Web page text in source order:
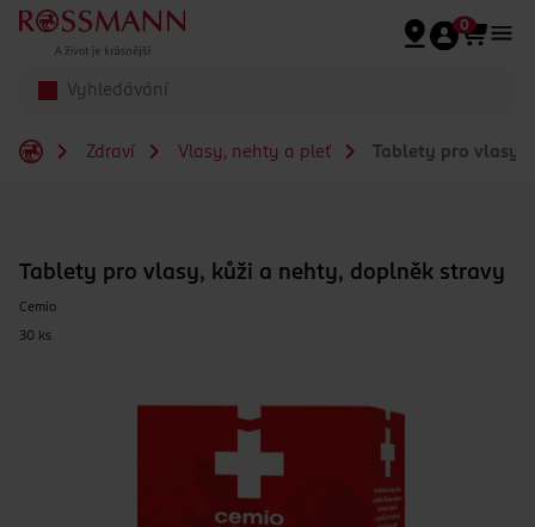
Přeskočit na hlavmní obsah
0
Zdraví Vlasy, nehty a pleť Tablety pro vlasy,
Tablety pro vlasy, kůži a nehty, doplněk stravy
Cemio
30 ks